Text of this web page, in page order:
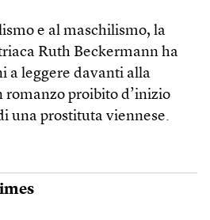
e al maschilismo, la
Ruth Beckermann ha
a leggere davanti alla
romanzo proibito d’inizio
una prostituta viennese.